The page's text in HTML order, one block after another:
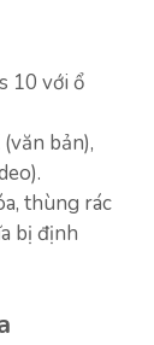
10 với ổ
bản),
thùng rác
bị định